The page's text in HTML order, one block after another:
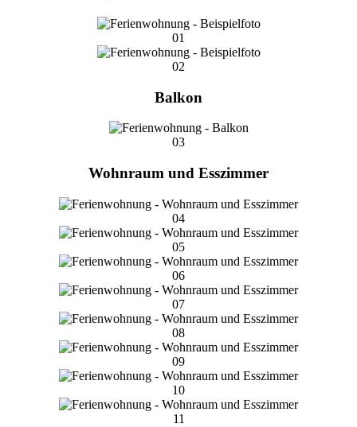
01
02
Balkon
03
Wohnraum und Esszimmer
04
05
06
07
08
09
10
11